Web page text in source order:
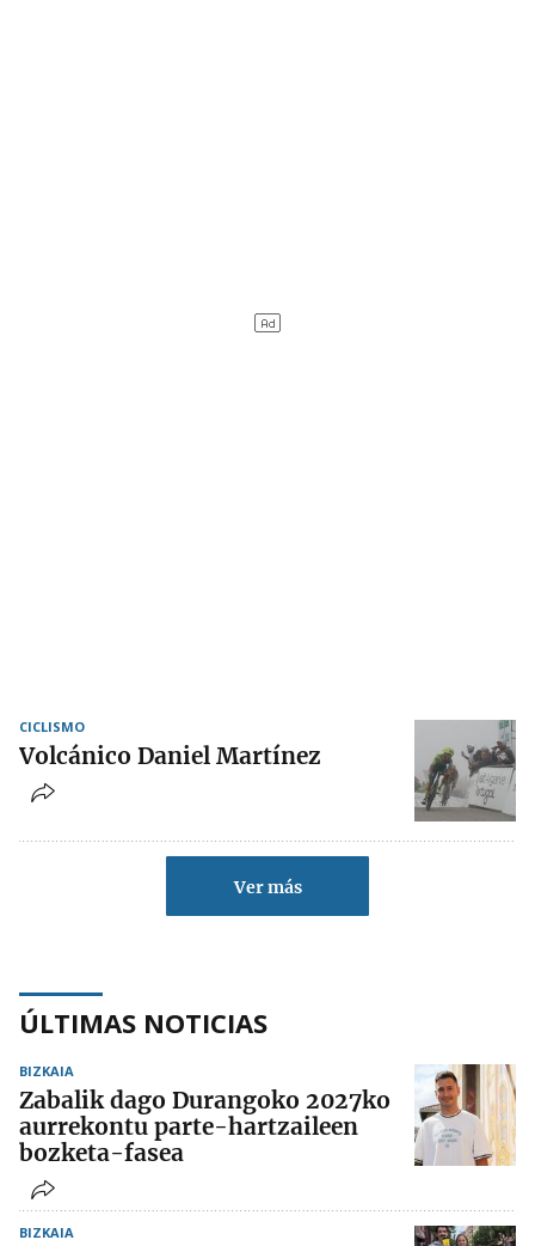
CICLISMO
Volcánico Daniel Martínez
Ver más
ÚLTIMAS NOTICIAS
BIZKAIA
Zabalik dago Durangoko 2027ko
aurrekontu parte-hartzaileen
bozketa-fasea
BIZKAIA